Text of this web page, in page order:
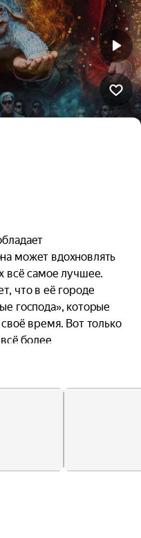
может вдохновлять
всё самое лучшее.
что в её городе
господа», которые
время. Вот только
более
за продуктивностью
времени и